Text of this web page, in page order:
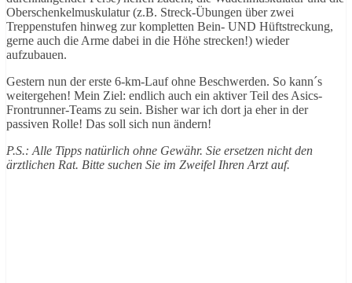
Oberschenkelmuskulatur (z.B. Streck-Übungen über zwei
Treppenstufen hinweg zur kompletten Bein- UND Hüftstreckung,
gerne auch die Arme dabei in die Höhe strecken!) wieder
aufzubauen.
Gestern nun der erste 6-km-Lauf ohne Beschwerden. So kann´s
weitergehen! Mein Ziel: endlich auch ein aktiver Teil des Asics-
Frontrunner-Teams zu sein. Bisher war ich dort ja eher in der
passiven Rolle! Das soll sich nun ändern!
P.S.: Alle Tipps natürlich ohne Gewähr. Sie ersetzen nicht den
ärztlichen Rat. Bitte suchen Sie im Zweifel Ihren Arzt auf.